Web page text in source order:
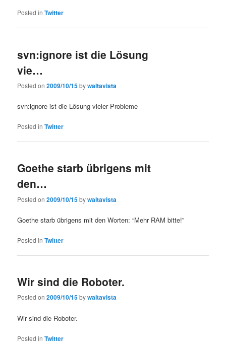
Posted in Twitter
svn:ignore ist die Lösung
vie…
Posted on2009/10/15bywaltavista
svn:ignore ist die Lösung vieler Probleme
Posted in Twitter
Goethe starb übrigens mit
den…
Posted on2009/10/15bywaltavista
Goethe starb übrigens mit den Worten: “Mehr RAM bitte!”
Posted in Twitter
Wir sind die Roboter.
Posted on2009/10/15bywaltavista
Wir sind die Roboter.
Posted in Twitter